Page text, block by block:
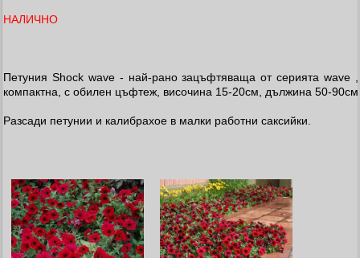
НАЛИЧНО
Петуния Shock wave - най-рано зацъфтяваща от серията wave ,
компактна, с обилен цъфтеж, височина 15-20см, дължина 50-90см
Разсади петунии и калибрахое в малки работни саксийки.